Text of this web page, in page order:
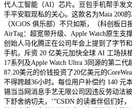
代人工智能（AI）芯片。豆包手机帮手发
手平安取现私的关心。这款名为Maia 200的
（XCiOS 俱乐部）不只如斯，（科创板日
AirTag：超宽带升级、Apple Watch原生支
创始人马化腾正在公司年会上提到了字节
手机，斥资 20 亿美元加快全球 AI 工场扶
17系列及Apple Watch Ultra 3同源的第二
87.20美元的价钱投资了20亿美元的
不得跨越36小时。每位用户补偿约 140 元
锡当当网消息手艺无限公司因违反劳动法
下舒舍纳切夫，’”CSDN 的读者伴侣们好